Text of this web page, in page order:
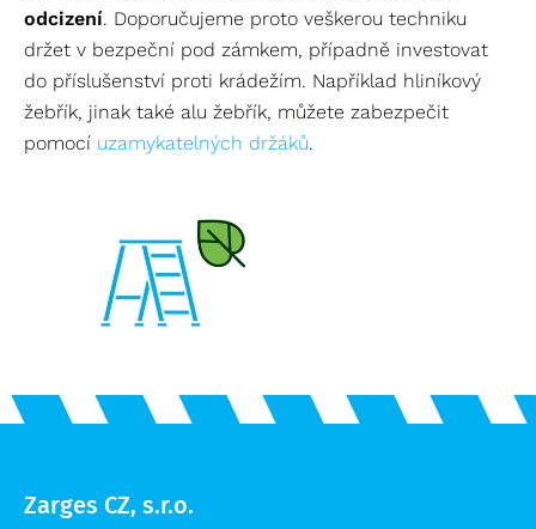
odcizení. Doporučujeme proto veškerou techniku
držet v bezpeční pod zámkem, případně investovat
do příslušenství proti krádežím. Například hliníkový
žebřík, jinak také alu žebřík, můžete zabezpečit
pomocí uzamykatelných držáků.
Zarges CZ, s.r.o.